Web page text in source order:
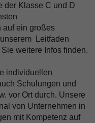
der Klasse C und D
auf ein großes
Leitfaden
Sie weitere Infos finden.
individuellen
Schulungen und
vor Ort durch. Unsere
von Unternehmen in
mit Kompetenz auf